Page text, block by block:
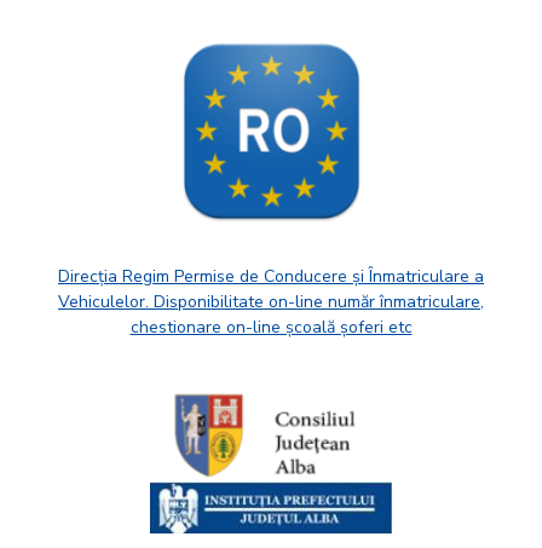
Direcția Regim Permise de Conducere și Înmatriculare a
Vehiculelor. Disponibilitate on-line număr înmatriculare,
chestionare on-line școală șoferi etc